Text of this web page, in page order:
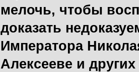
мелочь, чтобы
доказать
Императора
Алексееве и